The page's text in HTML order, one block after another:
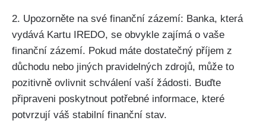
2. Upozorněte na své finanční zázemí: Banka, která
vydává Kartu IREDO, se obvykle zajímá o vaše
finanční zázemí. Pokud máte dostatečný příjem z
důchodu nebo jiných pravidelných zdrojů, může to
pozitivně ovlivnit schválení vaší žádosti. Buďte
připraveni poskytnout potřebné informace, které
potvrzují váš stabilní finanční stav.